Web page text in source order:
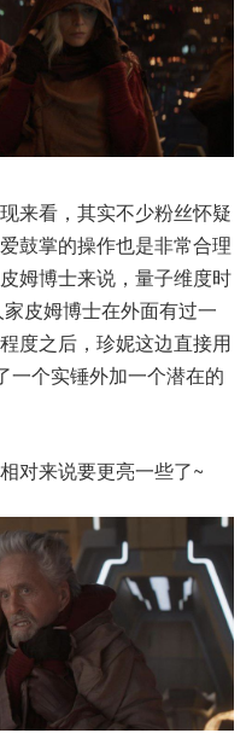
来看，其实不少粉丝怀疑
鼓掌的操作也是非常合理
姆博士来说，量子维度时
皮姆博士在外面有过一
度之后，珍妮这边直接用
一个实锤外加一个潜在的
对来说要更亮一些了~